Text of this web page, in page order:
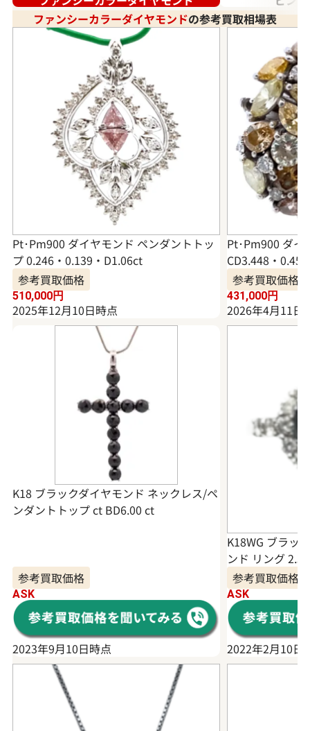
ファンシーカラーダイヤモンドの参考買取相場表
Pt･Pm900 ダイヤモンド ペンダントトッ
プ 0.246・0.139・D1.06ct
参考買取価格
510,000円
2025年12月10日時点
Pt･Pm900 ダイ
CD3.448・
参考買取価格
431,000円
2026年4月11日
K18 ブラックダイヤモンド ネックレス/ペ
ンダントトップ ct BD6.00 ct
参考買取価格
ASK
2023年9月10日時点
K18WG ブラッ
ンド リング
参考買取価格
ASK
2022年2月10日